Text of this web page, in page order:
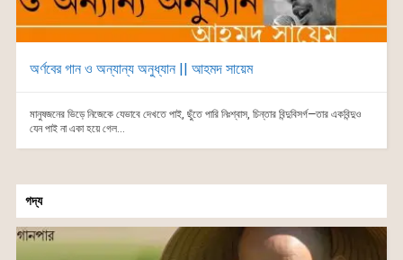
অর্ণবের গান ও অন্যান্য অনুধ্যান || আহমদ সায়েম
মানুষজনের ভিড়ে নিজেকে যেভাবে দেখতে পাই, ছুঁতে পারি নিঃশ্বাস, চিন্তার বিন্দুবিসর্গ—তার একবিন্দুও
যেন পাই না একা হয়ে গেল...
গদ্য